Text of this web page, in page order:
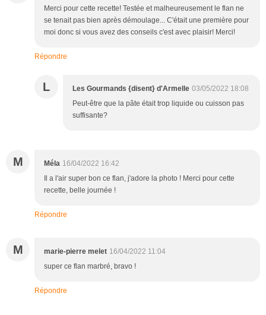
Merci pour cette recette! Testée et malheureusement le flan ne
se tenait pas bien après démoulage... C'était une première pour
moi donc si vous avez des conseils c'est avec plaisir! Merci!
Répondre
L Les Gourmands {disent} d'Armelle 03/05/2022 18:08
Peut-être que la pâte était trop liquide ou cuisson pas
suffisante?
M Méla 16/04/2022 16:42
Il a l'air super bon ce flan, j'adore la photo ! Merci pour cette
recette, belle journée !
Répondre
M marie-pierre melet 16/04/2022 11:04
super ce flan marbré, bravo !
Répondre